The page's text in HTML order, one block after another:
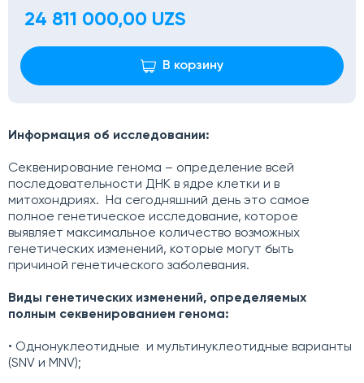
Информация об исследовании:
Секвенирование генома – определение всей
последовательности ДНК в ядре клетки и в
митохондриях. На сегодняшний день это самое
полное генетическое исследование, которое
выявляет максимальное количество возможных
генетических изменений, которые могут быть
причиной генетического заболевания.
Виды генетических изменений, определяемых
полным секвенированием генома:
• Однонуклеотидные и мультинуклеотидные варианты
(SNV и MNV);
24 811 000,00 UZS
В корзину